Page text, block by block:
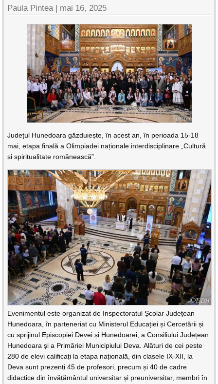
Paula Pintea | mai 16, 2025
Județul Hunedoara găzduiește, în acest an, în perioada 15-18
mai, etapa finală a Olimpiadei naționale interdisciplinare „Cultură
și spiritualitate românească”.
Evenimentul este organizat de Inspectoratul Școlar Județean
Hunedoara, în parteneriat cu Ministerul Educației și Cercetării și
cu sprijinul Episcopiei Devei și Hunedoarei, a Consiliului Județean
Hunedoara și a Primăriei Municipiului Deva. Alături de cei peste
280 de elevi calificați la etapa națională, din clasele IX-XII, la
Deva sunt prezenți 45 de profesori, precum și 40 de cadre
didactice din învățământul universitar și preuniversitar, membri în